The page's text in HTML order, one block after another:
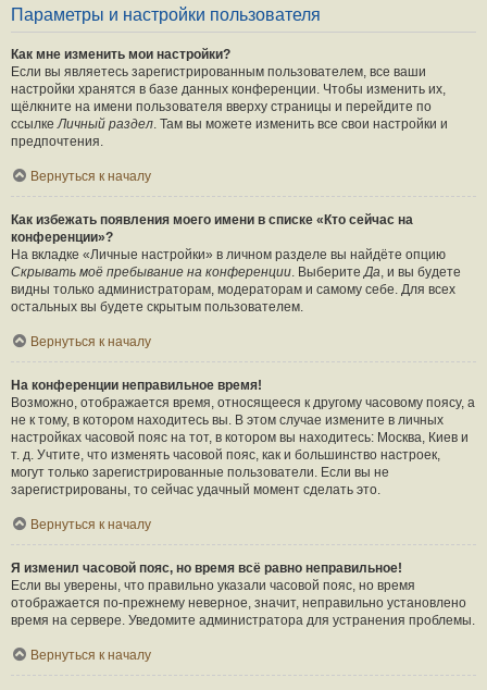
Параметры и настройки пользователя
Как мне изменить мои настройки?
Если вы являетесь зарегистрированным пользователем, все ваши
настройки хранятся в базе данных конференции. Чтобы изменить их,
щёлкните на имени пользователя вверху страницы и перейдите по
ссылкеЛичный раздел. Там вы можете изменить все свои настройки и
предпочтения.
Вернуться к началу
Как избежать появления моего имени в списке «Кто сейчас на
конференции»?
На вкладке «Личные настройки» в личном разделе вы найдёте опцию
Скрывать моё пребывание на конференции. ВыберитеДа, и вы будете
видны только администраторам, модераторам и самому себе. Для всех
остальных вы будете скрытым пользователем.
Вернуться к началу
На конференции неправильное время!
Возможно, отображается время, относящееся к другому часовому поясу, а
не к тому, в котором находитесь вы. В этом случае измените в личных
настройках часовой пояс на тот, в котором вы находитесь: Москва, Киев и
т. д. Учтите, что изменять часовой пояс, как и большинство настроек,
могут только зарегистрированные пользователи. Если вы не
зарегистрированы, то сейчас удачный момент сделать это.
Вернуться к началу
Я изменил часовой пояс, но время всё равно неправильное!
Если вы уверены, что правильно указали часовой пояс, но время
отображается по-прежнему неверное, значит, неправильно установлено
время на сервере. Уведомите администратора для устранения проблемы.
Вернуться к началу